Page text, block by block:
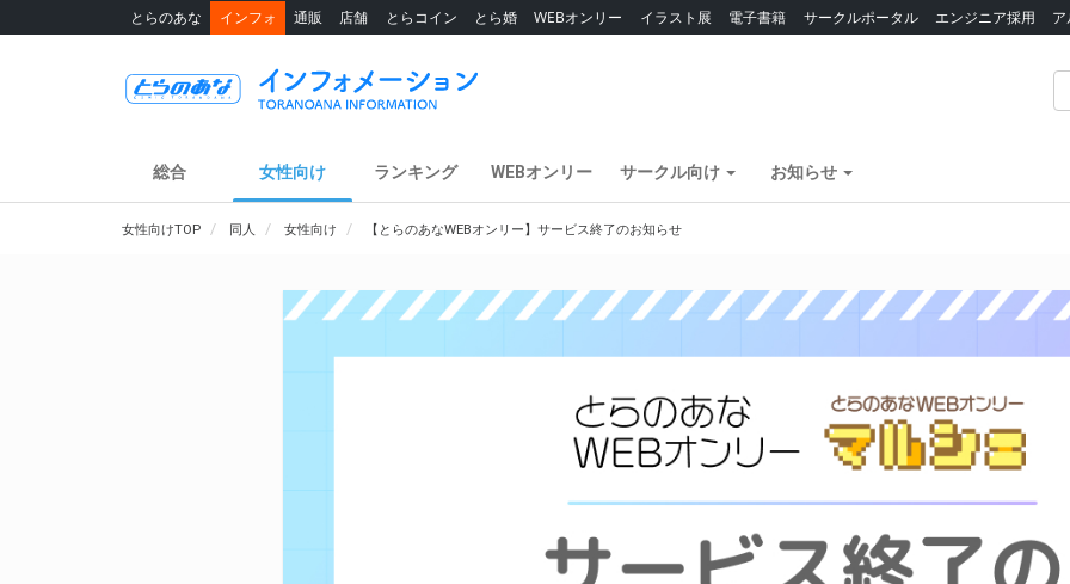
とらのあな インフォ 通販 店舗 とらコイン とら婚 WEBオンリー イラスト展 電子書籍 サークルポータル エンジニア採用
総合 女性向け ランキング WEBオンリー サークル向け お知らせ
女性向けTOP 同人 女性向け 【とらのあなWEBオンリー】サービス終了のお知らせ